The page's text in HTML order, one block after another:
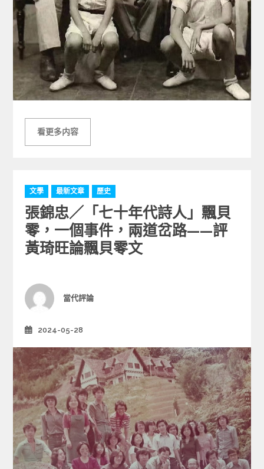
看更多内容
C
a
t
e
g
o
e
s
文學 最新文章 歷史
張錦忠／「七十年代詩人」飄貝
零，一個事件，兩道岔路——評
黃琦旺論飄貝零文
Author
當代評論
2024-05-28